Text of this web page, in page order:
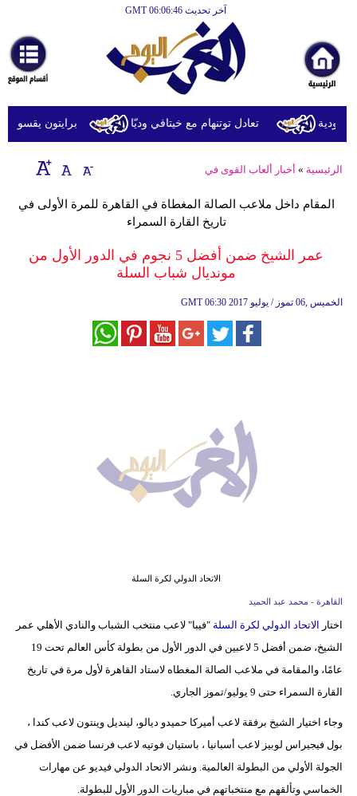
آخر تحديث GMT 06:06:46
أخبارعاجلة
رياضة
ثقافة
إقتصاد
وموسيقى
أزياء
أزياء
إسلامية
بيئة
برايتون يقسو على تعادل توتنهام مع خيتافي وديّا
الرئيسية » أخبار ألعاب القوى في
المقام داخل ملاعب الصالة المغطاة في القاهرة للمرة الأولى في
تاريخ القارة السمراء
عمر الشيخ ضمن أفضل 5 نجوم في الدور الأول من
مونديال شباب السلة
GMT 06:30 2017 الخميس ,06 تموز / يوليو
الاتحاد الدولي لكرة السلة
القاهرة - محمد عبد الحميد
اختار الاتحاد الدولي لكرة السلة "فيبا" لاعب منتخب الشباب والنادي الأهلي عمر
الشيخ، ضمن أفضل 5 لاعبين في الدور الأول من بطولة كأس العالم تحت 19
عامًا، والمقامة في ملاعب الصالة المغطاه لاستاد القاهرة لأول مرة في تاريخ
القارة السمراء حتى 9 يوليو/تموز الجاري.
وجاء اختيار الشيخ برفقة لاعب أميركا حميدو ديالو، لينديل وينتون لاعب كندا ،
بول فيجيراس لوبيز لاعب أسبانيا ، باستيان فوتيه لاعب فرنسا ضمن الأفضل في
الجولة الأولي من البطولة العالمية. ونشر الاتحاد الدولي فيديو عن مهارات
الخماسي وتألقهم مع منتخباتهم في مباريات الدور الأول للبطولة.